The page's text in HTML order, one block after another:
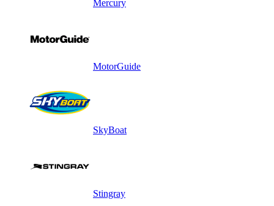
Mercury
MotorGuide
SkyBoat
Stingray